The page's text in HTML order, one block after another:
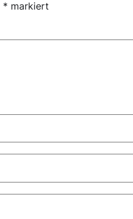
* markiert